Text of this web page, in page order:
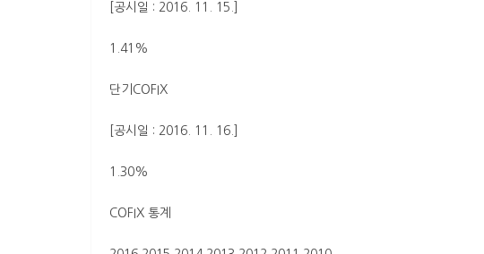
[공시일 : 2016. 11. 15.]
1.41%
단기COFIX
[공시일 : 2016. 11. 16.]
1.30%
COFIX 통계